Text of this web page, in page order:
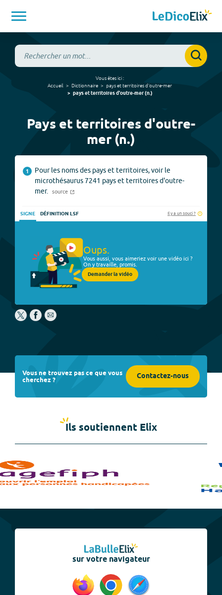
Vous êtes ici :
Accueil
Dictionnaire pays et territoires d'outre-mer
pays et territoires d'outre-mer(n.)
Pays et territoires d'outre-
mer (n.)
1
Pour les noms des pays et territoires, voir le
microthésaurus 7241 pays et territoires d'outre-
mer.
source
SIGNE DÉFINITION LSF Il y a un souci ?
Oups.
Vous aussi, vous aimeriez voir une vidéo ici ?
On y travaille, promis.
Demander la vidéo
Vous ne trouvez pas ce que vous
cherchez ? Contactez-nous
Ils soutiennent Elix
sur votre navigateur